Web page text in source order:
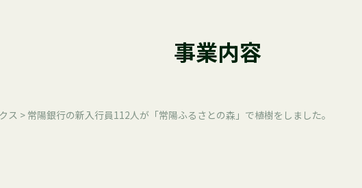
事業内容
ス > 常陽銀行の新入行員112人が「常陽ふるさとの森」で植樹をしました。